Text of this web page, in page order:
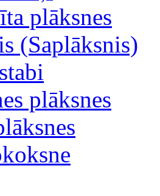
plāksnes
(Saplāksnis)
plāksnes